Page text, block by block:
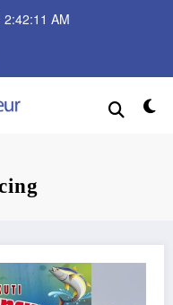
2:42:11 AM